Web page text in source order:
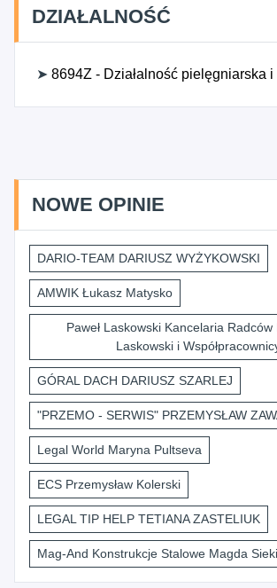
DZIAŁALNOŚĆ
➤ 8694Z - Działalność pielęgniarska i
NOWE OPINIE
DARIO-TEAM DARIUSZ WYŻYKOWSKI
AMWIK Łukasz Matysko
Paweł Laskowski Kancelaria Radców
Laskowski i
GÓRAL DACH DARIUSZ SZARLEJ
"PRZEMO - SERWIS" PRZEMYSŁAW
Legal World Maryna Pultseva
ECS Przemysław Kolerski
LEGAL TIP HELP TETIANA ZASTELIUK
Mag-And Konstrukcje Stalowe Magda